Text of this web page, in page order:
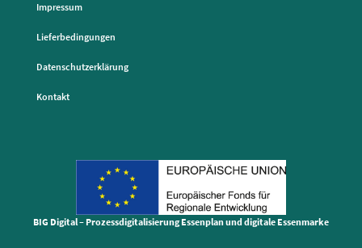
Impressum
Lieferbedingungen
Datenschutzerklärung
Kontakt
BIG Digital – Prozessdigitalisierung Essenplan und digitale Essenmarke